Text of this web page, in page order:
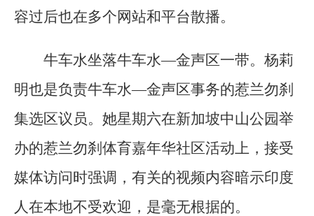
容过后也在多个网站和平台散播。
牛车水坐落牛车水—金声区一带。杨莉
明也是负责牛车水—金声区事务的惹兰勿刹
集选区议员。她星期六在新加坡中山公园举
办的惹兰勿刹体育嘉年华社区活动上，接受
媒体访问时强调，有关的视频内容暗示印度
人在本地不受欢迎，是毫无根据的。